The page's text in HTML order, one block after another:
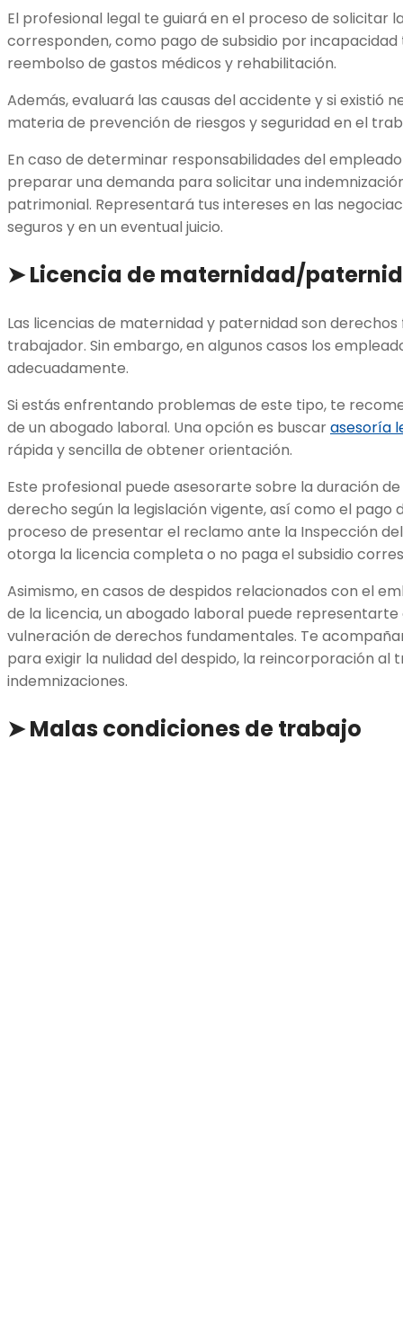
El profesional legal te guiará en el proceso de solicitar
corresponden, como pago de subsidio por
reembolso de gastos médicos y rehabilitación.
Además, evaluará las causas del accidente y si existió
materia de prevención de riesgos y seguridad en el
En caso de determinar responsabilidades del
preparar una demanda para solicitar una
patrimonial. Representará tus intereses en las
seguros y en un eventual juicio.
➤ Licencia de maternidad/
Las licencias de maternidad y paternidad son
trabajador. Sin embargo, en algunos casos los
adecuadamente.
Si estás enfrentando problemas de este tipo, te
de un abogado laboral. Una opción es buscarasesoría
rápida y sencilla de obtener orientación.
Este profesional puede asesorarte sobre la duración
derecho según la legislación vigente, así como el pago
proceso de presentar el reclamo ante la Inspección
otorga la licencia completa o no paga el subsidio
Asimismo, en casos de despidos relacionados con el
de la licencia, un abogado laboral puede
vulneración de derechos fundamentales. Te
para exigir la nulidad del despido, la reincorporación al
indemnizaciones.
➤ Malas condiciones de trabajo